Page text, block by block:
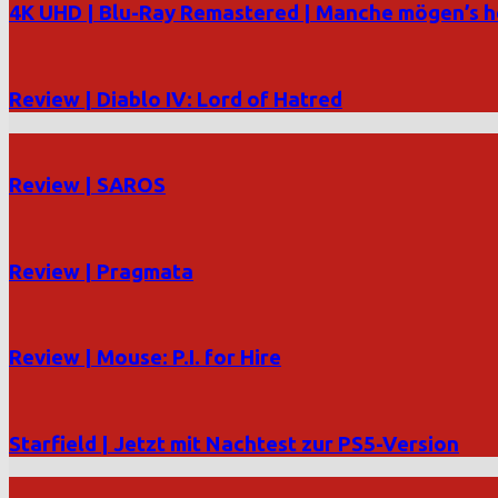
4K UHD | Blu-Ray Remastered | Manche mögen’s
Review | Diablo IV: Lord of Hatred
Review | SAROS
Review | Pragmata
Review | Mouse: P.I. for Hire
Starfield | Jetzt mit Nachtest zur PS5-Version